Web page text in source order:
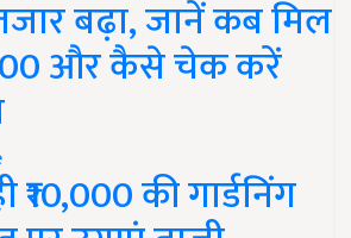
बढ़ा, जानें कब मिल
और कैसे चेक करें
की गार्डनिंग